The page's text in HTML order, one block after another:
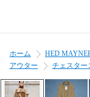
ホーム HED
アウター
チェスター